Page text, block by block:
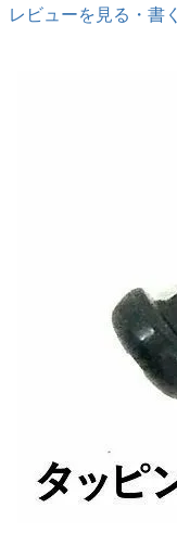
レビューを見る・書く